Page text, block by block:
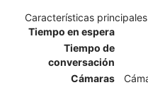
Características principales
Tiempo en espera
Tiempo de
conversación
Cámaras